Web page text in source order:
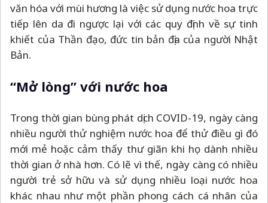
văn hóa với mùi hương là việc sử dụng nước hoa trực
tiếp lên da đi ngược lại với các quy định về sự tinh
khiết của Thần đạo, đức tin bản địa của người Nhật
Bản.
“Mở lòng” với nước hoa
Trong thời gian bùng phát dịch COVID-19, ngày càng
nhiều người thử nghiệm nước hoa để thử điều gì đó
mới mẻ hoặc cảm thấy thư giãn khi họ dành nhiều
thời gian ở nhà hơn. Có lẽ vì thế, ngày càng có nhiều
người trẻ sở hữu và sử dụng nhiều loại nước hoa
khác nhau như một phần phong cách cá nhân của